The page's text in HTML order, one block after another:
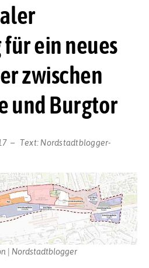
ein neues
zwischen
und Burgtor
Text: Nordstadtblogger-
| Nordstadtblogger